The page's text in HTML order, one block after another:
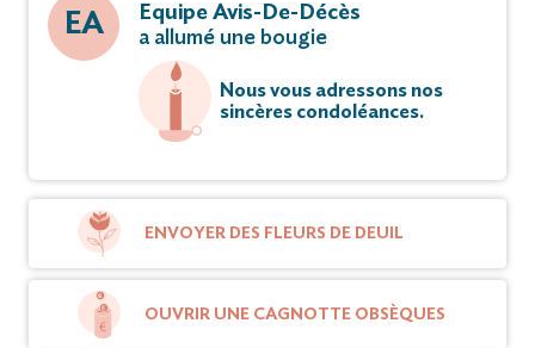
EA
Equipe Avis-De-Décès
a allumé une bougie
Nous vous adressons nos
sincères condoléances.
ENVOYER DES FLEURS DE DEUIL
OUVRIR UNE CAGNOTTE OBSÈQUES